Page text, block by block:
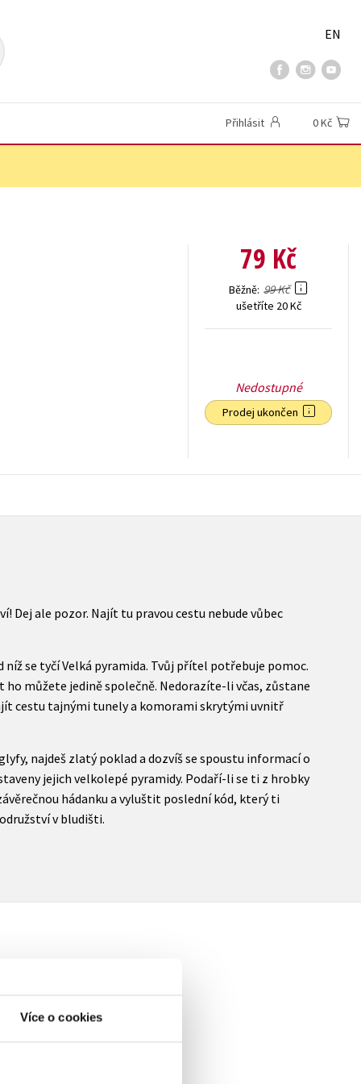
Více o cookies
EN
Přihlásit 0 Kč
79 Kč
Běžně 99 Kč
ušetříte 20 Kč
Nedostupné
Prodej ukončen
Dej ale pozor. Najít tu pravou cestu nebude vůbec
níž se tyčí Velká pyramida. Tvůj přítel potřebuje pomoc.
můžete jedině společně. Nedorazíte-li včas, zůstane
cestu tajnými tunely a komorami skrytými uvnitř
najdeš zlatý poklad a dozvíš se spoustu informací o
jejich velkolepé pyramidy. Podaří-li se ti z hrobky
hádanku a vyluštit poslední kód, který ti
v bludišti.